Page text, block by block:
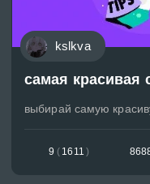
kslkva
самая красивая
выбирай самую
9 ( 1611 )